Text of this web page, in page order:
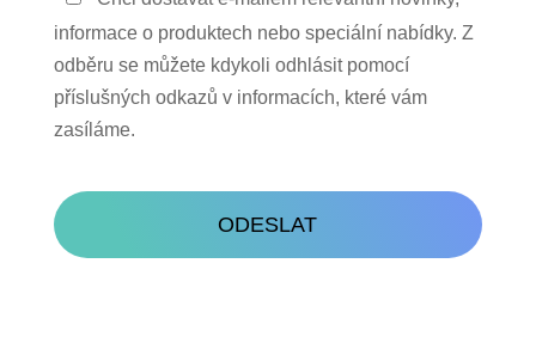
v
kontaktu
informace o produktech nebo speciální nabídky. Z
odběru se můžete kdykoli odhlásit pomocí
příslušných odkazů v informacích, které vám
zasíláme.